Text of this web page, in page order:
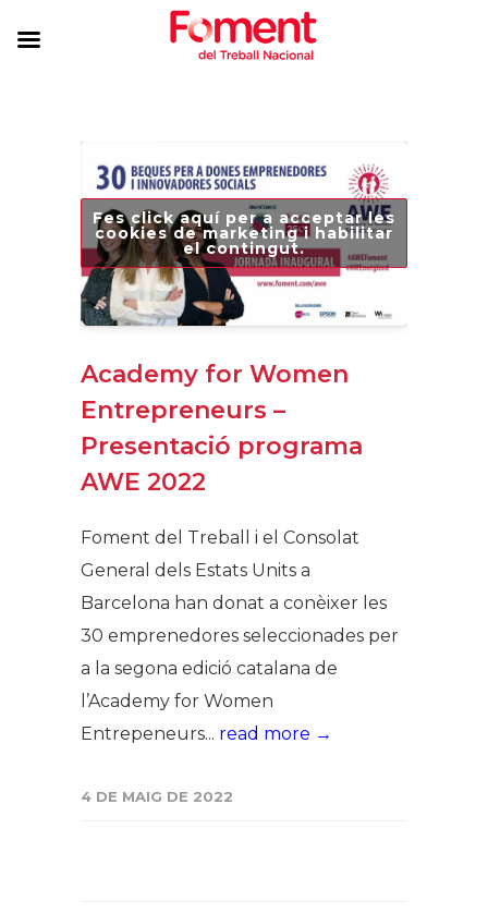
Fes click aquí per a acceptar les
cookies de marketing i habilitar
el contingut.
Academy for Women
Entrepreneurs –
Presentació programa
AWE 2022
Foment del Treball i el Consolat
General dels Estats Units a
Barcelona han donat a conèixer les
30 emprenedores seleccionades per
a la segona edició catalana de
l’Academy for Women
Entrepeneurs... read more →
4 DE MAIG DE 2022